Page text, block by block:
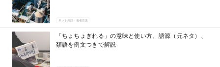
ネット用語・若者言葉
「ちょちょぎれる」の意味と使い方、語源（元ネタ）、
類語を例文つきで解説